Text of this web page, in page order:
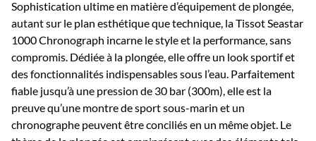
Sophistication ultime en matière d’équipement de plongée,
autant sur le plan esthétique que technique, la Tissot Seastar
1000 Chronograph incarne le style et la performance, sans
compromis. Dédiée à la plongée, elle offre un look sportif et
des fonctionnalités indispensables sous l’eau. Parfaitement
fiable jusqu’à une pression de 30 bar (300m), elle est la
preuve qu’une montre de sport sous-marin et un
chronographe peuvent être conciliés en un même objet. Le